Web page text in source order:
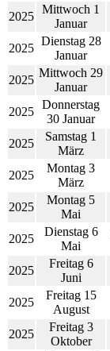
2025
Mittwoch 1
Januar
2025
Dienstag 28
Januar
2025
Mittwoch 29
Januar
2025
Donnerstag
30 Januar
2025
Samstag 1
März
2025
Montag 3
März
2025
Montag 5
Mai
2025
Dienstag 6
Mai
2025
Freitag 6
Juni
2025
Freitag 15
August
2025
Freitag 3
Oktober